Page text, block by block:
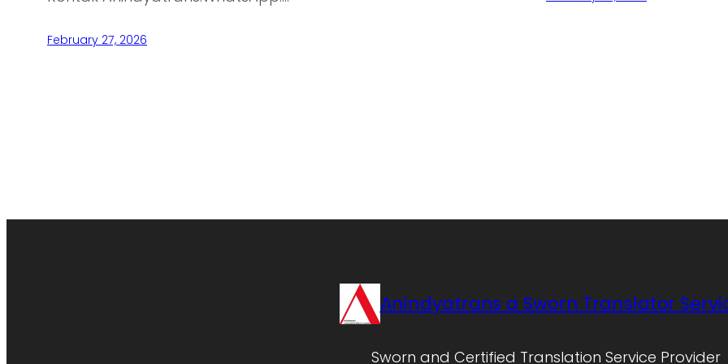
February 27, 2026
Anindyatrans a Sworn Translator
Sworn and Certified Translation Service Provider